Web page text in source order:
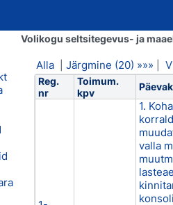
Volikogu seltsitegevus- ja
Alla Järgmine (20) »»»
Reg.
nr
Toimum.
kpv
1.
valla